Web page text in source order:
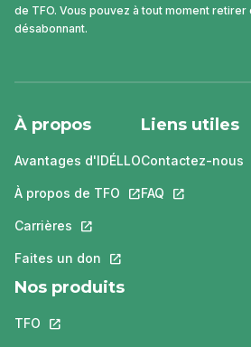
de TFO. Vous pouvez à tout moment
désabonnant.
À propos
Avantages d'IDÉLLO
À propos de TFO Ce lien s'ouvrira
Carrières Ce lien s'ouvrira dans un
Faites un don Ce lien s'ouvrira dans
Liens utiles
Contactez-nous
FAQ Ce lien
Nos produits
TFO Ce lien s'ouvrira dans un nouvel